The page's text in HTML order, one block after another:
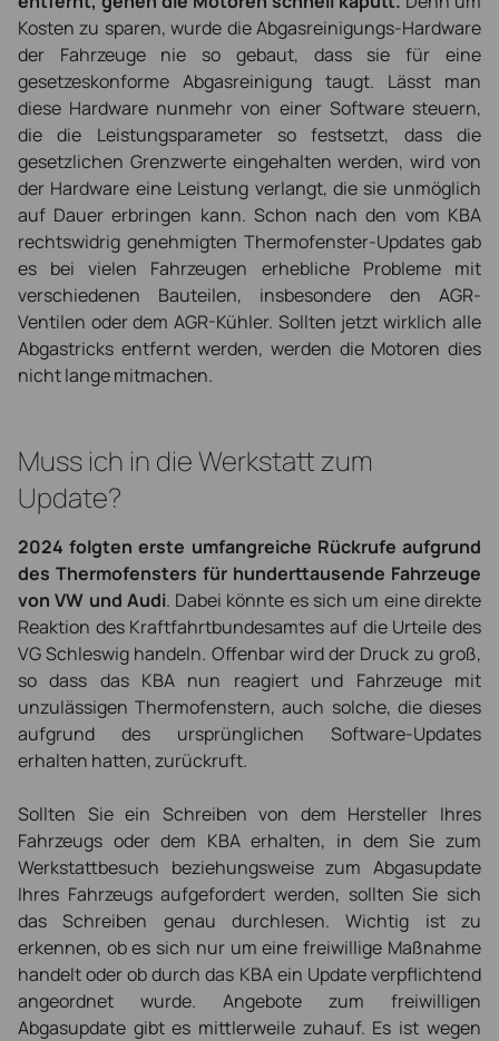
Kosten zu sparen, wurde die Abgasreinigungs-Hardware
der Fahrzeuge nie so gebaut, dass sie für eine
gesetzeskonforme Abgasreinigung taugt. Lässt man
diese Hardware nunmehr von einer Software steuern,
die die Leistungsparameter so festsetzt, dass die
gesetzlichen Grenzwerte eingehalten werden, wird von
der Hardware eine Leistung verlangt, die sie unmöglich
auf Dauer erbringen kann. Schon nach den vom KBA
rechtswidrig genehmigten Thermofenster-Updates gab
es bei vielen Fahrzeugen erhebliche Probleme mit
verschiedenen Bauteilen, insbesondere den AGR-
Ventilen oder dem AGR-Kühler. Sollten jetzt wirklich alle
Abgastricks entfernt werden, werden die Motoren dies
nicht lange mitmachen.
Muss ich in die Werkstatt zum
Update?
2024 folgten erste umfangreiche Rückrufe aufgrund
des Thermofensters für hunderttausende Fahrzeuge
von VW und Audi. Dabei könnte es sich um eine direkte
Reaktion des Kraftfahrtbundesamtes auf die Urteile des
VG Schleswig handeln. Offenbar wird der Druck zu groß,
so dass das KBA nun reagiert und Fahrzeuge mit
unzulässigen Thermofenstern, auch solche, die dieses
aufgrund des ursprünglichen Software-Updates
erhalten hatten, zurückruft.
Sollten Sie ein Schreiben von dem Hersteller Ihres
Fahrzeugs oder dem KBA erhalten, in dem Sie zum
Werkstattbesuch beziehungsweise zum Abgasupdate
Ihres Fahrzeugs aufgefordert werden, sollten Sie sich
das Schreiben genau durchlesen. Wichtig ist zu
erkennen, ob es sich nur um eine freiwillige Maßnahme
handelt oder ob durch das KBA ein Update verpflichtend
angeordnet wurde. Angebote zum freiwilligen
Abgasupdate gibt es mittlerweile zuhauf. Es ist wegen